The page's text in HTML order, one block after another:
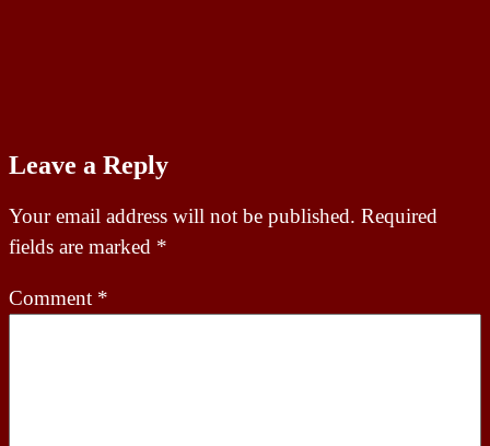
Leave a Reply
Your email address will not be published. Required
fields are marked *
Comment *